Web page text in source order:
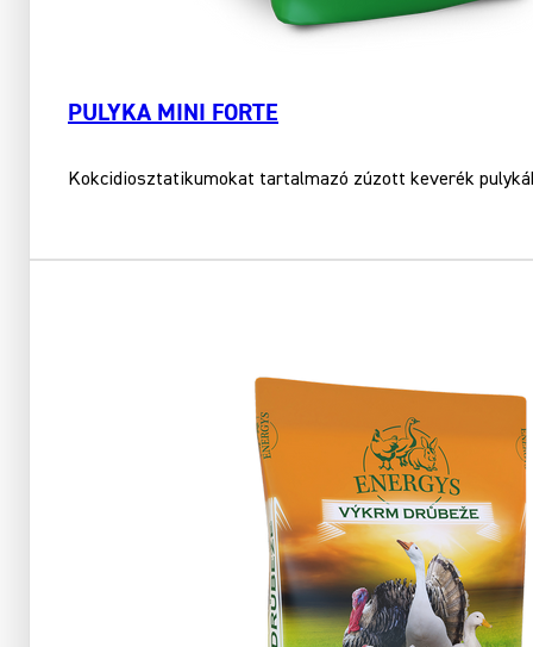
PULYKA MINI FORTE
Kokcidiosztatikumokat tartalmazó zúzott keverék